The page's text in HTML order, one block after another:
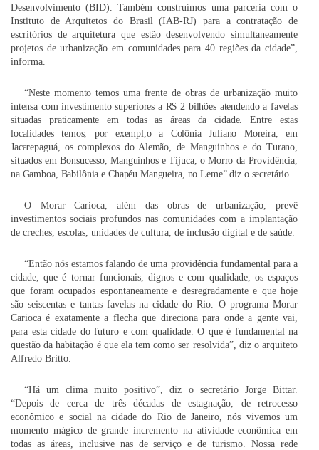
Desenvolvimento (BID). Também construímos uma parceria com o
Instituto de Arquitetos do Brasil (IAB-RJ) para a contratação de
escritórios de arquitetura que estão desenvolvendo simultaneamente
projetos de urbanização em comunidades para 40 regiões da cidade”,
informa.
“Neste momento temos uma frente de obras de urbanização muito
intensa com investimento superiores a R$ 2 bilhões atendendo a favelas
situadas praticamente em todas as áreas da cidade. Entre estas
localidades temos, por exempl,o a Colônia Juliano Moreira, em
Jacarepaguá, os complexos do Alemão, de Manguinhos e do Turano,
situados em Bonsucesso, Manguinhos e Tijuca, o Morro da Providência,
na Gamboa, Babilônia e Chapéu Mangueira, no Leme” diz o secretário.
O Morar Carioca, além das obras de urbanização, prevê
investimentos sociais profundos nas comunidades com a implantação
de creches, escolas, unidades de cultura, de inclusão digital e de saúde.
“Então nós estamos falando de uma providência fundamental para a
cidade, que é tornar funcionais, dignos e com qualidade, os espaços
que foram ocupados espontaneamente e desregradamente e que hoje
são seiscentas e tantas favelas na cidade do Rio. O programa Morar
Carioca é exatamente a flecha que direciona para onde a gente vai,
para esta cidade do futuro e com qualidade. O que é fundamental na
questão da habitação é que ela tem como ser resolvida”, diz o arquiteto
Alfredo Britto.
“Há um clima muito positivo”, diz o secretário Jorge Bittar.
“Depois de cerca de três décadas de estagnação, de retrocesso
econômico e social na cidade do Rio de Janeiro, nós vivemos um
momento mágico de grande incremento na atividade econômica em
todas as áreas, inclusive nas de serviço e de turismo. Nossa rede